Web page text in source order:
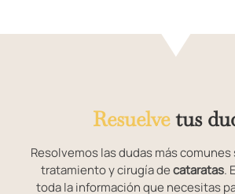
Resuelvetus
Resolvemos las dudas más
tratamiento y cirugía decataratas.
toda la información que necesitas